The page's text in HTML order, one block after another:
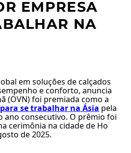
EMPRESA
NA
em soluções de calçados
e conforto, anuncia
(OVN) foi premiada como a
se trabalhar na Ásia pela
ano consecutivo. O prêmio foi
cerimônia na cidade de Ho
de 2025.